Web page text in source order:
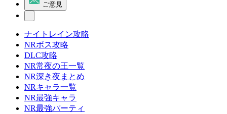
ご意見
ナイトレイン攻略
NRボス攻略
DLC攻略
NR常夜の王一覧
NR深き夜まとめ
NRキャラ一覧
NR最強キャラ
NR最強パーティ